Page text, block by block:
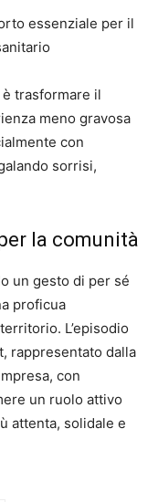
essenziale per il
è trasformare il
meno gravosa
con
sorrisi,
la comunità
un gesto di per sé
proficua
L’episodio
rappresentato dalla
con
un ruolo attivo
attenta, solidale e